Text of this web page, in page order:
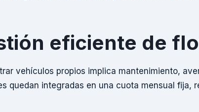
eficiente de
vehículos propios implica mantenimiento,
quedan integradas en una cuota mensual fija,